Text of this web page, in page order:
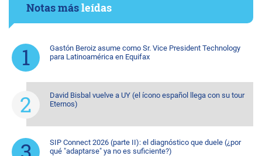
Notas másleídas
Gastón Beroiz asume como Sr. Vice President Technology
para Latinoamérica en Equifax
David Bisbal vuelve a UY (el ícono español llega con su tour
Eternos)
SIP Connect 2026 (parte II): el diagnóstico que duele (¿por
qué "adaptarse" ya no es suficiente?)